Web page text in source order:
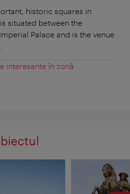
historic squares in
situated between the
Palace and is the venue
interesante în zonă